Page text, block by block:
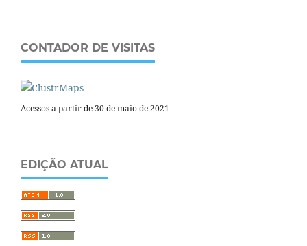
CONTADOR DE VISITAS
Acessos a partir de 30 de maio de 2021
EDIÇÃO ATUAL